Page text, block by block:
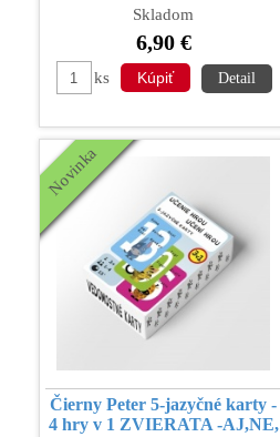
Skladom
6,90 €
ks Detail
Novinka
Čierny Peter 5-jazyčné karty -
4 hry v 1 ZVIERATA -AJ,NE,